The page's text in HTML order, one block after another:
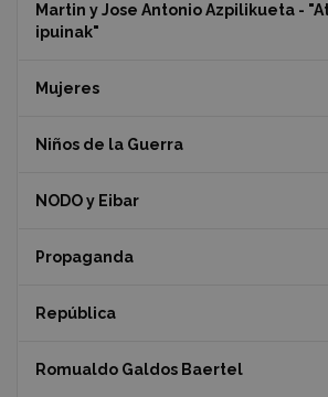
Martin y Jose Antonio Azpilikueta -
ipuinak"
Mujeres
Niños de la Guerra
NODO y Eibar
Propaganda
República
Romualdo Galdos Baertel